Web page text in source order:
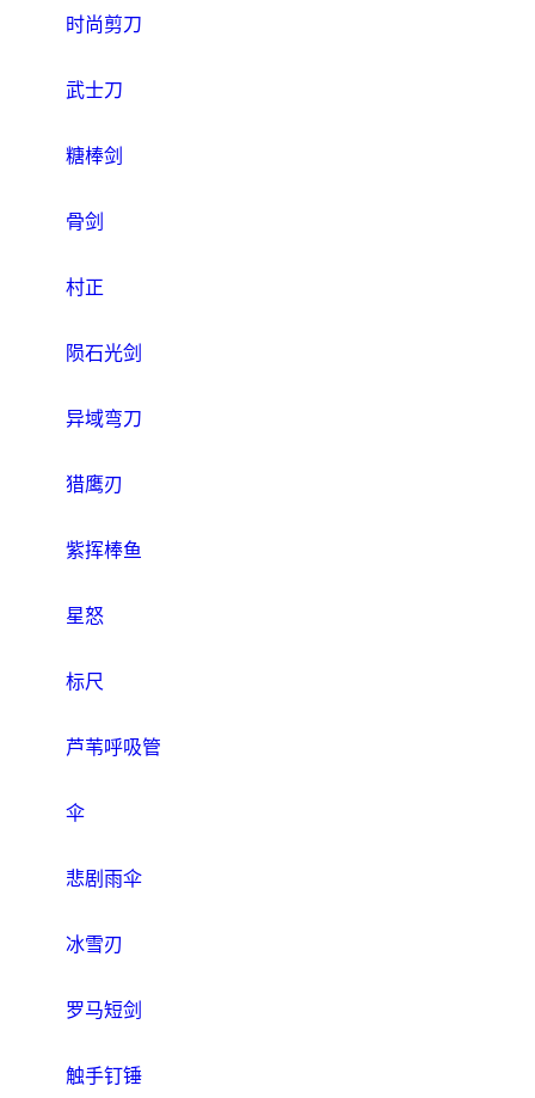
时尚剪刀
武士刀
糖棒剑
骨剑
村正
陨石光剑
异域弯刀
猎鹰刃
紫挥棒鱼
星怒
标尺
芦苇呼吸管
伞
悲剧雨伞
冰雪刃
罗马短剑
触手钉锤